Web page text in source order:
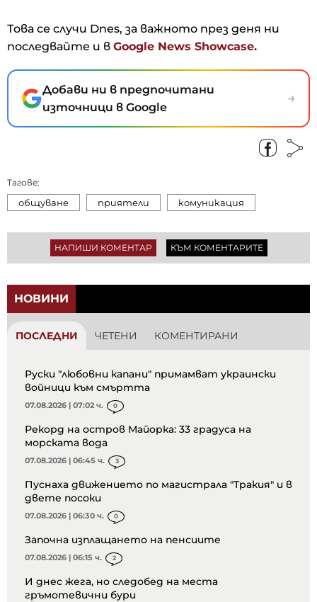
Това се случи Dnes, за важното през деня ни
последвайте и в Google News Showcase.
Добави ни в предпочитани
източници в Google
→
Тагове:
общуване приятели комуникация
НАПИШИ КОМЕНТАР КЪМ КОМЕНТАРИТЕ
НОВИНИ
ПОСЛЕДНИ ЧЕТЕНИ КОМЕНТИРАНИ
Руски "любовни капани" примамват украински
войници към смъртта
07.08.2026 | 07:02 ч. 0
Рекорд на остров Майорка: 33 градуса на
морската вода
07.08.2026 | 06:45 ч. 3
Пуснаха движението по магистрала "Тракия" и в
двете посоки
07.08.2026 | 06:30 ч. 0
Започна изплащането на пенсиите
07.08.2026 | 06:15 ч. 2
И днес жега, но следобед на места
гръмотевични бури